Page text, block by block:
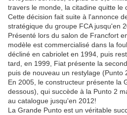
travers le monde, la citadine quitte le
Cette décision fait suite à l'annonce
stratégique du groupe FCA jusqu'en
Présenté lors du salon de Francfort
modèle est commercialisé dans la
décliné en cabriolet en 1994, puis
tard, en 1999, Fiat présente la
puis de nouveau un restylage (Punto
En 2005, le constructeur présente la
dessous), qui succède à la Punto 2
au catalogue jusqu'en 2012!
La Grande Punto est un véritable